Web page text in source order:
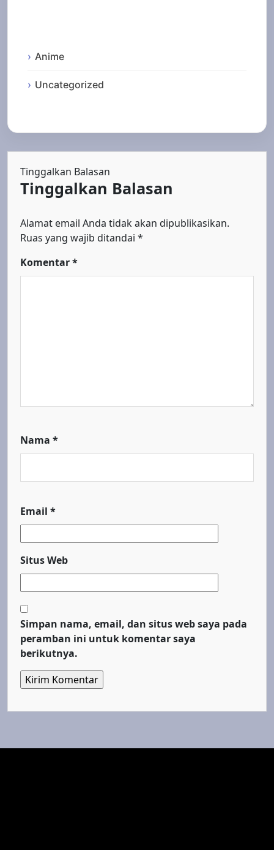
Anime
Uncategorized
Tinggalkan Balasan
Tinggalkan Balasan
Alamat email Anda tidak akan dipublikasikan.
Ruas yang wajib ditandai *
Komentar*
Nama *
Email *
Situs Web
Simpan nama, email, dan situs web saya pada
peramban ini untuk komentar saya
berikutnya.